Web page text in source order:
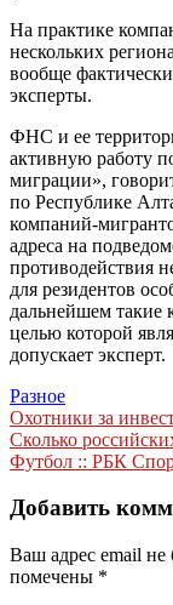
На практике
нескольких
вообще
эксперты.
ФНС и ее
активную работу
миграции»,
по Республике
компаний-
адреса на
противодействия
для резидентов
дальнейшем такие
целью которой
допускает эксперт.
Разное
Навигация
по
Охотники за
Сколько
Футбол :: РБК
Добавить
Ваш адрес email не
помечены *